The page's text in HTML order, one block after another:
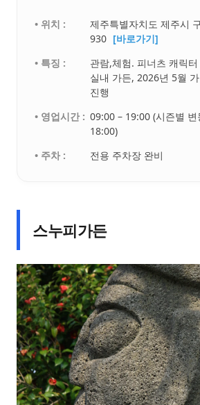
• 위치 :
제주특별자치도 제주시
930 [바로가기]
• 특징 :
관람,체험. 피너츠 캐릭
실내 가든, 2026년 5월
진행
• 영업시간 : 09:00 – 19:00 (시즌별
18:00)
• 주차 :
전용 주차장 완비
스누피가든